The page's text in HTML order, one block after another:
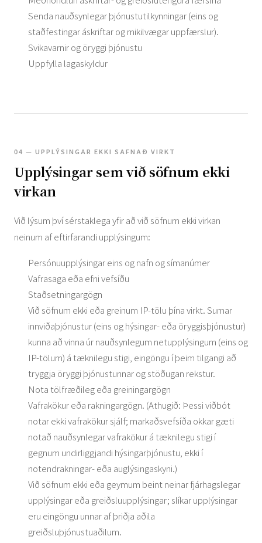
Senda nauðsynlegar þjónustutilkynningar (eins og
staðfestingar áskriftar og mikilvægar uppfærslur).
Svikavarnir og öryggi þjónustu
Uppfylla lagaskyldur
04 — UPPLÝSINGAR EKKI SAFNAÐ VIRKT
Upplýsingar sem við söfnum ekki
virkan
Við lýsum því sérstaklega yfir að við söfnum ekki virkan
neinum af eftirfarandi upplýsingum:
Persónuupplýsingar eins og nafn og símanúmer
Vafrasaga eða efni vefsíðu
Staðsetningargögn
Við söfnum ekki eða greinum IP-tölu þína virkt. Sumar
innviðaþjónustur (eins og hýsingar- eða öryggisþjónustur)
kunna að vinna úr nauðsynlegum netupplýsingum (eins og
IP-tölum) á tæknilegu stigi, eingöngu í þeim tilgangi að
tryggja öryggi þjónustunnar og stöðugan rekstur.
Nota tölfræðileg eða greiningargögn
Vafrakökur eða rakningargögn. (Athugið: Þessi viðbót
notar ekki vafrakökur sjálf; markaðsvefsíða okkar gæti
notað nauðsynlegar vafrakökur á tæknilegu stigi í
gegnum undirliggjandi hýsingarþjónustu, ekki í
notendrakningar- eða auglýsingaskyni.)
Við söfnum ekki eða geymum beint neinar fjárhagslegar
upplýsingar eða greiðsluupplýsingar; slíkar upplýsingar
eru eingöngu unnar af þriðja aðila
greiðsluþjónustuaðilum.